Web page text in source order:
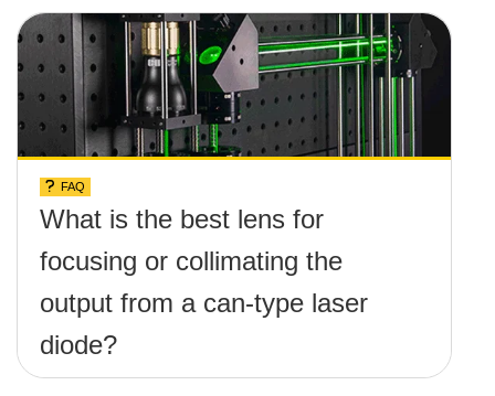
FAQ
What is the best lens for
focusing or collimating the
output from a can-type laser
diode?